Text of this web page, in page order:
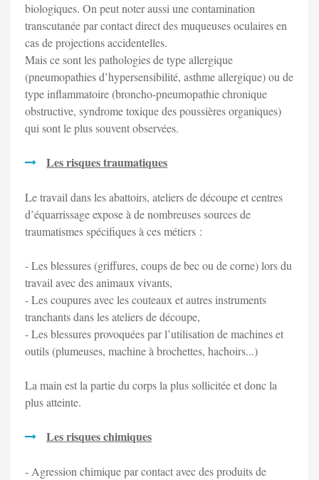
biologiques. On peut noter aussi une contamination
transcutanée par contact direct des muqueuses oculaires en
cas de projections accidentelles.
Mais ce sont les pathologies de type allergique
(pneumopathies d’hypersensibilité, asthme allergique) ou de
type inflammatoire (broncho-pneumopathie chronique
obstructive, syndrome toxique des poussières organiques)
qui sont le plus souvent observées.
Les risques traumatiques
Le travail dans les abattoirs, ateliers de découpe et centres
d’équarrissage expose à de nombreuses sources de
traumatismes spécifiques à ces métiers :
- Les blessures (griffures, coups de bec ou de corne) lors du
travail avec des animaux vivants,
- Les coupures avec les couteaux et autres instruments
tranchants dans les ateliers de découpe,
- Les blessures provoquées par l’utilisation de machines et
outils (plumeuses, machine à brochettes, hachoirs...)
La main est la partie du corps la plus sollicitée et donc la
plus atteinte.
Les risques chimiques
- Agression chimique par contact avec des produits de